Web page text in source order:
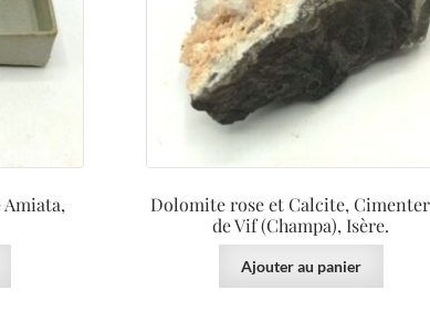
Dolomite rose et Calcite,
de Vif (Champa), Isère.
Ajouter au panier